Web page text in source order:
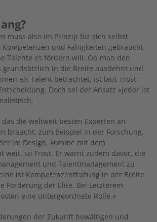
muss also im Prinzip für sich selbst
und Fähigkeiten gebraucht
Talente es fördern will. Ob man den
grundsätzlich in die Breite ausdehnt und
als Talent betrachtet, ist laut Trost
Doch sei der Ansatz «jeder ist
die weltweit besten Experten an
braucht, zum Beispiel in der Forschung,
im Design, komme mit dem
weit, so Trost. Er warnt zudem davor, die
und Talentmanagement zu
ist Kompetenzentfaltung in der Breite
Förderung der Elite. Bei Letzterem
eine untergeordnete Rolle.»
der Zukunft bewältigen und